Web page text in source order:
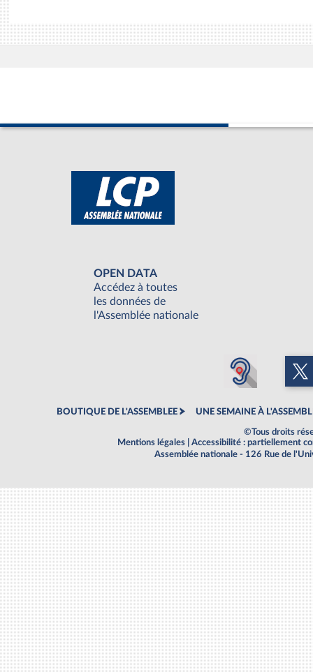
OPEN DATA
Accédez à toutes
les données de
l'Assemblée nationale
BOUTIQUE DE L'ASSEMBLEE UNE SEMAINE À
©Tous droits
Mentions légales
Accessibilité : partiellement
Assemblée nationale - 126 Rue de